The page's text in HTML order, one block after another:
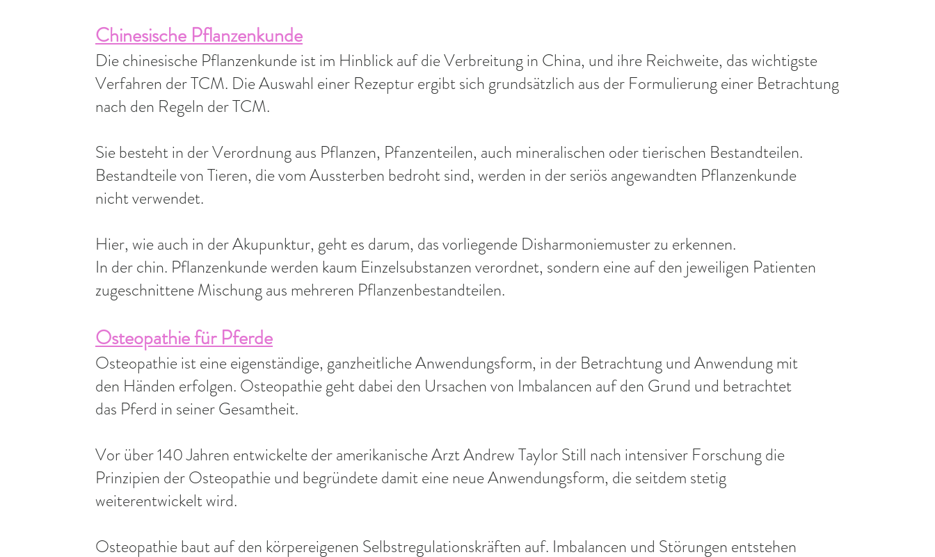
Chinesische Pflanzenkunde
Die chinesische Pflanzenkundeist im Hinblick auf die Verbreitung in China, und ihre Reichweite, das wichtigste
Verfahren der TCM. Die Auswahl einer Rezeptur ergibt sich grundsätzlich aus der Formulierung einer Betrachtung
nach den Regeln der TCM.
Sie besteht in der Verordnung aus Pflanzen, Pfanzenteilen, auch mineralischen oder tierischen Bestandteilen.
Bestandteile von Tieren, die vom Aussterben bedroht sind, werden in der seriös angewandten Pflanzenkunde
nicht verwendet.
Hier, wie auch in der Akupunktur, geht es darum, das vorliegende Disharmoniemuster zu erkennen.
In der chin. Pflanzenkunde werden kaum Einzelsubstanzen verordnet, sondern eine auf den jeweiligen Patienten
zugeschnittene Mischung aus mehreren Pflanzenbestandteilen.
Osteopathie für Pferde
Osteopathie ist eine eigenständige, ganzheitliche Anwendungsform, in der Betrachtung und Anwendung mit
den Händen erfolgen. Osteopathie geht dabei den Ursachen von Imbalancen auf den Grund und betrachtet
das Pferd in seiner Gesamtheit.
Vor über 140 Jahren entwickelte der amerikanische Arzt Andrew Taylor Still nach intensiver Forschung die
Prinzipien der Osteopathie und begründete damit eine neue Anwendungsform, die seitdem stetig
weiterentwickelt wird.
Osteopathie baut auf den körpereigenen Selbstregulationskräften auf. Imbalancen und Störungen entstehen